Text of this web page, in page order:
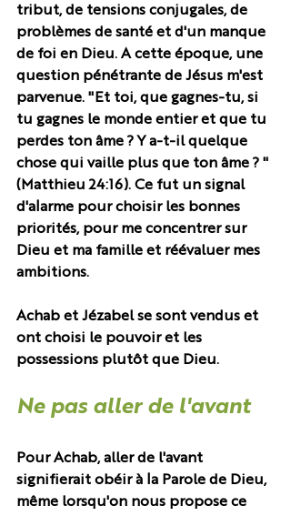
tribut, de tensions conjugales, de
problèmes de santé et d'un manque
de foi en Dieu. A cette époque, une
question pénétrante de Jésus m'est
parvenue. "Et toi, que gagnes-tu, si
tu gagnes le monde entier et que tu
perdes ton âme ? Y a-t-il quelque
chose qui vaille plus que ton âme ? "
(Matthieu 24:16). Ce fut un signal
d'alarme pour choisir les bonnes
priorités, pour me concentrer sur
Dieu et ma famille et réévaluer mes
ambitions.
Achab et Jézabel se sont vendus et
ont choisi le pouvoir et les
possessions plutôt que Dieu.
Ne pas aller de l'avant
Pour Achab, aller de l'avant
signifierait obéir à la Parole de Dieu,
même lorsqu'on nous propose ce